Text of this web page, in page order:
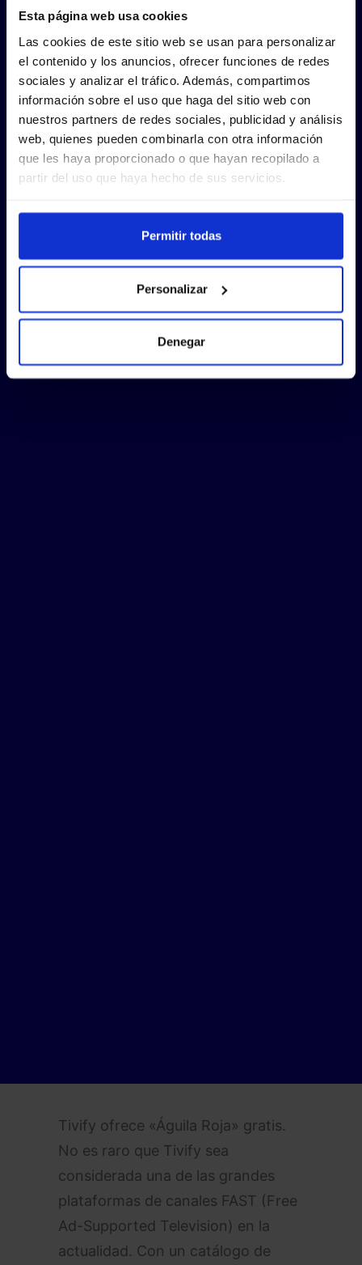
Esta página web usa cookies
Las cookies de este sitio web se usan para personalizar
el contenido y los anuncios, ofrecer funciones de redes
sociales y analizar el tráfico. Además, compartimos
información sobre el uso que haga del sitio web con
nuestros partners de redes sociales, publicidad y análisis
web, quienes pueden combinarla con otra información
que les haya proporcionado o que hayan recopilado a
partir del uso que haya hecho de sus servicios.
Permitir todas
Personalizar
Denegar
Tivify ofrece «Águila Roja» gratis.
No es raro que Tivify sea
considerada una de las grandes
plataformas de canales FAST (Free
Ad-Supported Television) en la
actualidad. Con un catálogo de